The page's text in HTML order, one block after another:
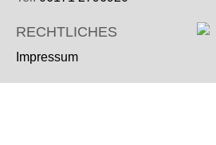
RECHTLICHES
Impressum